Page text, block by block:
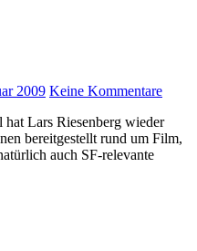
2009 Keine Kommentare
bereitgestellt rund um Film,
auch SF-relevante